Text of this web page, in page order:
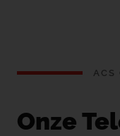
ACS
Onze